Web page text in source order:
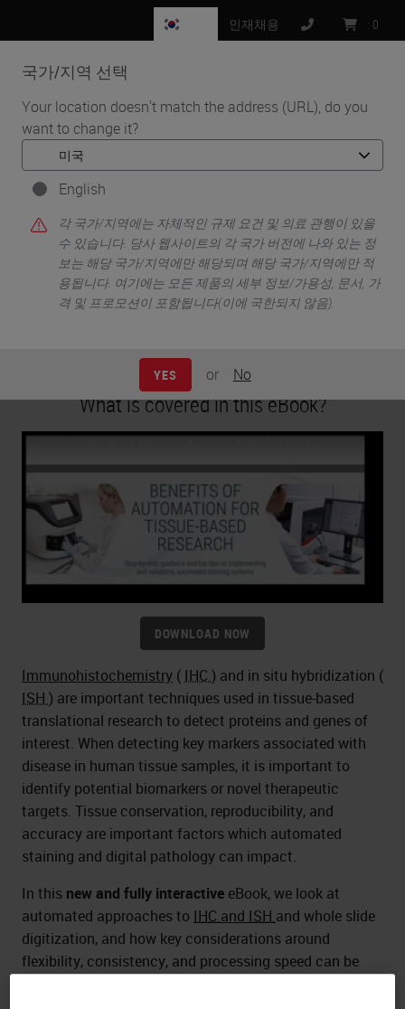
국가/지역 선택
Your location doesn't match the address (URL), do you
want to change it?
English
각 국가/지역에는 자체적인 규제 요건 및 의료 관행이 있을
수 있습니다. 당사 웹사이트의 각 국가 버전에 나와 있는 정
보는 해당 국가/지역에만 해당되며 해당 국가/지역에만 적
용됩니다. 여기에는 모든 제품의 세부 정보/가용성, 문서, 가
격 및 프로모션이 포함됩니다(이에 국한되지 않음).
YES or No
인재채용 : 0
MENU
홈 • Life Sciences and Research Solutions •
IHC & Multiplexing •
Benefits Of Automation For Tissue-Based Research
Benefits Of Automation For
What is covered in this eBook?
DOWNLOAD NOW
Immunohistochemistry ( IHC ) and in situ hybridization (
ISH ) are important techniques used in tissue-based
translational research to detect proteins and genes of
interest. When detecting key markers associated with
disease in human tissue samples, it is important to
identify potential biomarkers or novel therapeutic
targets. Tissue conservation, reproducibility, and
accuracy are important factors which automated
staining and digital pathology can impact.
In this new and fully interactive eBook, we look at
automated approaches to IHC and ISH and whole slide
digitization, and how key considerations around
flexibility, consistency, and processing speed can be